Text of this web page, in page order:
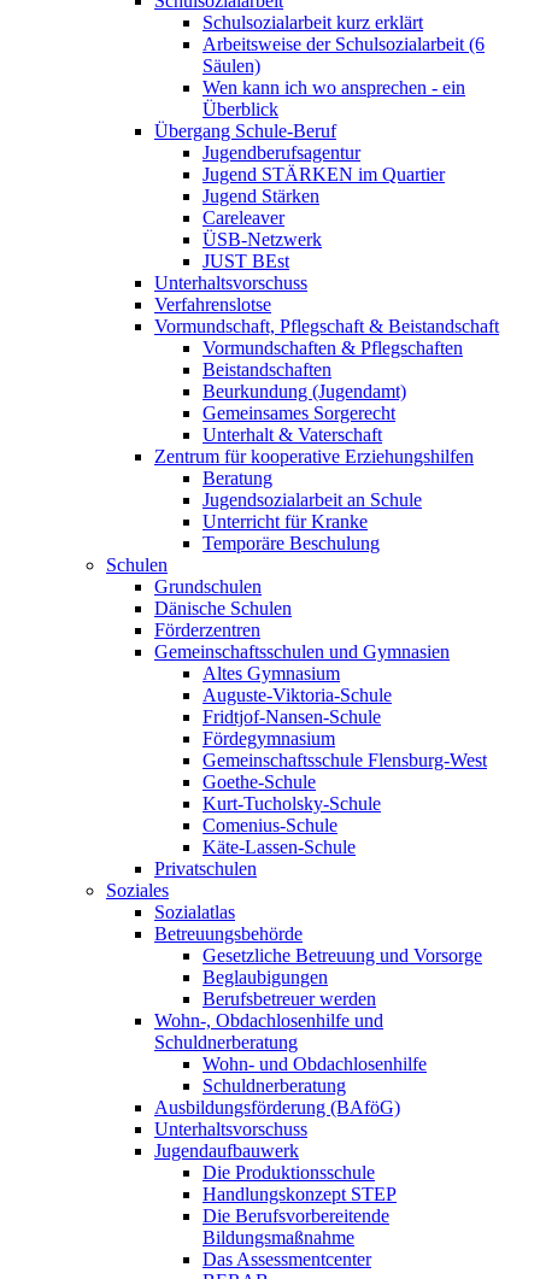
Schulsozialarbeit kurz erklärt
Arbeitsweise der Schulsozialarbeit (6
Säulen)
Wen kann ich wo ansprechen - ein
Überblick
Übergang Schule-Beruf
Jugendberufsagentur
Jugend STÄRKEN im Quartier
Jugend Stärken
Careleaver
ÜSB-Netzwerk
JUST BEst
Unterhaltsvorschuss
Verfahrenslotse
Vormundschaft, Pflegschaft & Beistandschaft
Vormundschaften & Pflegschaften
Beistandschaften
Beurkundung (Jugendamt)
Gemeinsames Sorgerecht
Unterhalt & Vaterschaft
Zentrum für kooperative Erziehungshilfen
Beratung
Jugendsozialarbeit an Schule
Unterricht für Kranke
Temporäre Beschulung
Schulen
Grundschulen
Dänische Schulen
Förderzentren
Gemeinschaftsschulen und Gymnasien
Altes Gymnasium
Auguste-Viktoria-Schule
Fridtjof-Nansen-Schule
Fördegymnasium
Gemeinschaftsschule Flensburg-West
Goethe-Schule
Kurt-Tucholsky-Schule
Comenius-Schule
Käte-Lassen-Schule
Privatschulen
Soziales
Sozialatlas
Betreuungsbehörde
Gesetzliche Betreuung und Vorsorge
Beglaubigungen
Berufsbetreuer werden
Wohn-, Obdachlosenhilfe und
Schuldnerberatung
Wohn- und Obdachlosenhilfe
Schuldnerberatung
Ausbildungsförderung (BAföG)
Unterhaltsvorschuss
Jugendaufbauwerk
Die Produktionsschule
Handlungskonzept STEP
Die Berufsvorbereitende
Bildungsmaßnahme
Das Assessmentcenter